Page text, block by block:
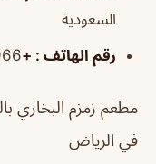
السعودية
رقم الهاتف : +
426 5028
مطعم زمزم البخاري
في الرياض